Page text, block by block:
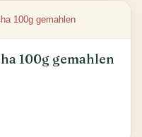
100g gemahlen